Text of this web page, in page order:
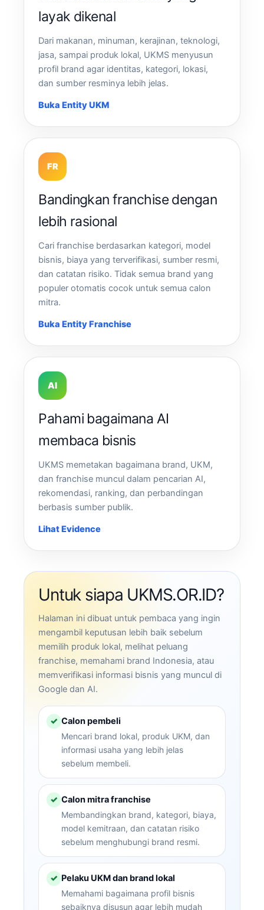
layak dikenal
Dari makanan, minuman, kerajinan, teknologi,
jasa, sampai produk lokal, UKMS menyusun
profil brand agar identitas, kategori, lokasi,
dan sumber resminya lebih jelas.
Buka Entity UKM
FR
Bandingkan franchise dengan
lebih rasional
Cari franchise berdasarkan kategori, model
bisnis, biaya yang terverifikasi, sumber resmi,
dan catatan risiko. Tidak semua brand yang
populer otomatis cocok untuk semua calon
mitra.
Buka Entity Franchise
AI
Pahami bagaimana AI
membaca bisnis
UKMS memetakan bagaimana brand, UKM,
dan franchise muncul dalam pencarian AI,
rekomendasi, ranking, dan perbandingan
berbasis sumber publik.
Lihat Evidence
Untuk siapa UKMS.OR.ID?
Halaman ini dibuat untuk pembaca yang ingin
mengambil keputusan lebih baik sebelum
memilih produk lokal, melihat peluang
franchise, memahami brand Indonesia, atau
memverifikasi informasi bisnis yang muncul di
Google dan AI.
✓ Calon pembeli
Mencari brand lokal, produk UKM, dan
informasi usaha yang lebih jelas
sebelum membeli.
✓ Calon mitra franchise
Membandingkan brand, kategori, biaya,
model kemitraan, dan catatan risiko
sebelum menghubungi brand resmi.
✓ Pelaku UKM dan brand lokal
Memahami bagaimana profil bisnis
sebaiknya disusun agar lebih mudah